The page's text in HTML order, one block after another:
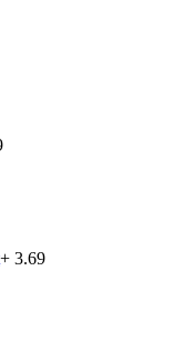
+ 3.69